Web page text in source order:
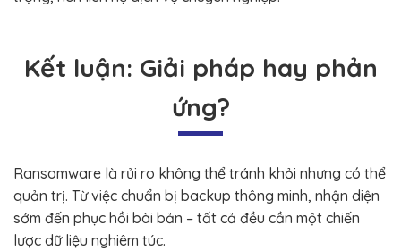
Kết luận: Giải pháp hay phản
ứng?
Ransomware là rủi ro không thể tránh khỏi nhưng có thể
quản trị. Từ việc chuẩn bị backup thông minh, nhận diện
sớm đến phục hồi bài bản – tất cả đều cần một chiến
lược dữ liệu nghiêm túc.